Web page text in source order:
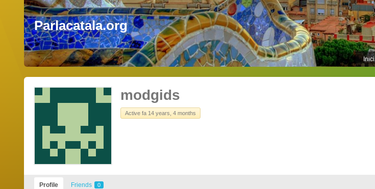
Parlacatala.org
Inici
modgids
Active fa 14 years, 4 months
Profile Friends 0